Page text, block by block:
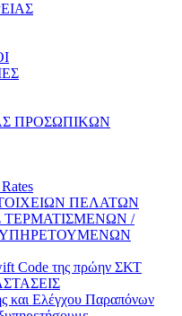
ΠΡΟΣΩΠΙΚΩΝ
ΠΕΛΑΤΩΝ
ΤΕΡΜΑΤΙΣΜΕΝΩΝ /
Code της πρώην ΣΚΤ
και Ελέγχου Παραπόνων